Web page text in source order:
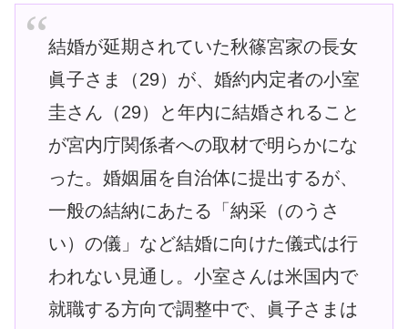
結婚が延期されていた秋篠宮家の長女
眞子さま（29）が、婚約内定者の小室
圭さん（29）と年内に結婚されること
が宮内庁関係者への取材で明らかにな
った。婚姻届を自治体に提出するが、
一般の結納にあたる「納采（のうさ
い）の儀」など結婚に向けた儀式は行
われない見通し。小室さんは米国内で
就職する方向で調整中で、眞子さまは